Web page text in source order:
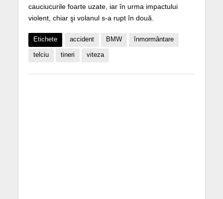
cauciucurile foarte uzate, iar în urma impactului
violent, chiar şi volanul s-a rupt în două.
Etichete accident BMW înmormântare
telciu tineri viteza